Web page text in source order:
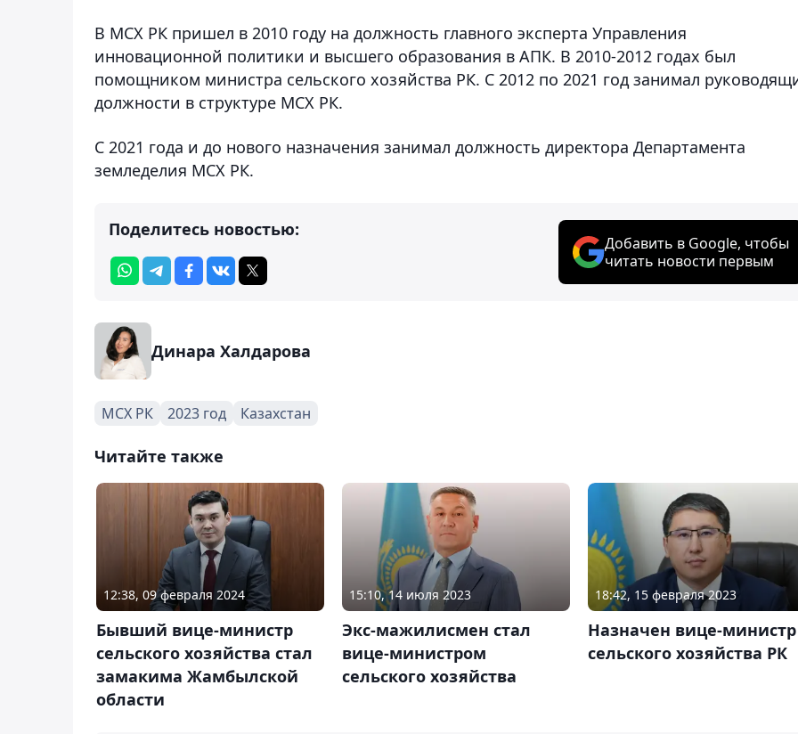
В МСХ РК пришел в 2010 году на должность главного эксперта Управления
инновационной политики и высшего образования в АПК. В 2010-2012 годах был
помощником министра сельского хозяйства РК. С 2012 по 2021 год занимал
должности в структуре МСХ РК.
С 2021 года и до нового назначения занимал должность директора Департамента
земледелия МСХ РК.
Поделитесь новостью:
Добавить в Google, чтобы
читать новости первым
Динара Халдарова
МСХ РК 2023 год Казахстан
Читайте также
12:38, 09 февраля 2024
Бывший вице-министр
сельского хозяйства стал
замакима Жамбылской
области
15:10, 14 июля 2023
Экс-мажилисмен стал
вице-министром
сельского хозяйства
18:42, 15 февраля 2023
Назначен вице-министр
сельского хозяйства РК